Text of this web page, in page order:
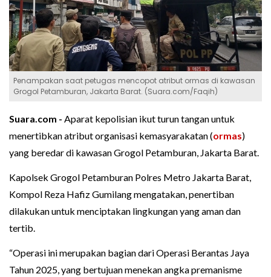
Penampakan saat petugas mencopot atribut ormas di kawasan
Grogol Petamburan, Jakarta Barat. (Suara.com/Faqih)
Suara.com - Aparat kepolisian ikut turun tangan untuk
menertibkan atribut organisasi kemasyarakatan (ormas)
yang beredar di kawasan Grogol Petamburan, Jakarta Barat.
Kapolsek Grogol Petamburan Polres Metro Jakarta Barat,
Kompol Reza Hafiz Gumilang mengatakan, penertiban
dilakukan untuk menciptakan lingkungan yang aman dan
tertib.
“Operasi ini merupakan bagian dari Operasi Berantas Jaya
Tahun 2025, yang bertujuan menekan angka premanisme